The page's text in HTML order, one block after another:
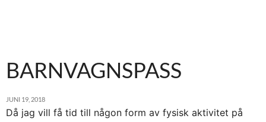
BARNVAGNSPASS
JUNI 19, 2018
Då jag vill få tid till någon form av fysisk aktivitet på